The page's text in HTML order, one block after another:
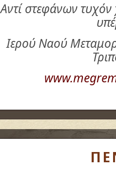
Αντί στεφάνων
Ιερού Ναού